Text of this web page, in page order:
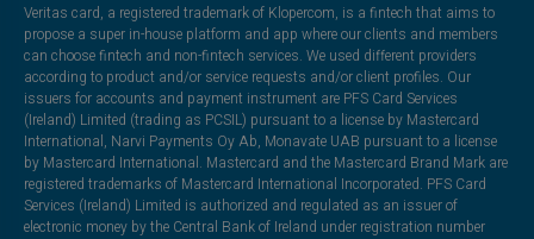
Veritas card, a registered trademark of Klopercom, is a fintech that aims to
propose a super in-house platform and app where our clients and members
can choose fintech and non-fintech services. We used different providers
according to product and/or service requests and/or client profiles. Our
issuers for accounts and payment instrument are PFS Card Services
(Ireland) Limited (trading as PCSIL) pursuant to a license by Mastercard
International, Narvi Payments Oy Ab, Monavate UAB pursuant to a license
by Mastercard International. Mastercard and the Mastercard Brand Mark are
registered trademarks of Mastercard International Incorporated. PFS Card
Services (Ireland) Limited is authorized and regulated as an issuer of
electronic money by the Central Bank of Ireland under registration number